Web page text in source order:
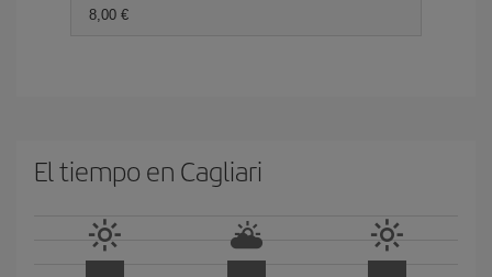
8,00 €
El tiempo en Cagliari